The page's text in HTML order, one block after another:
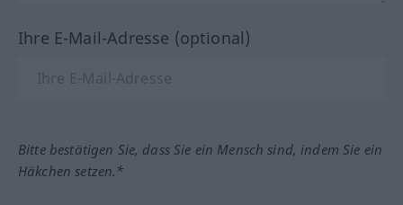
Ihre E-Mail-Adresse (optional)
Bitte bestätigen Sie, dass Sie ein Mensch sind, indem Sie ein
Häkchen setzen.*